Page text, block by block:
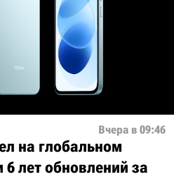
Вчера в 09:46
на глобальном
6 лет обновлений за